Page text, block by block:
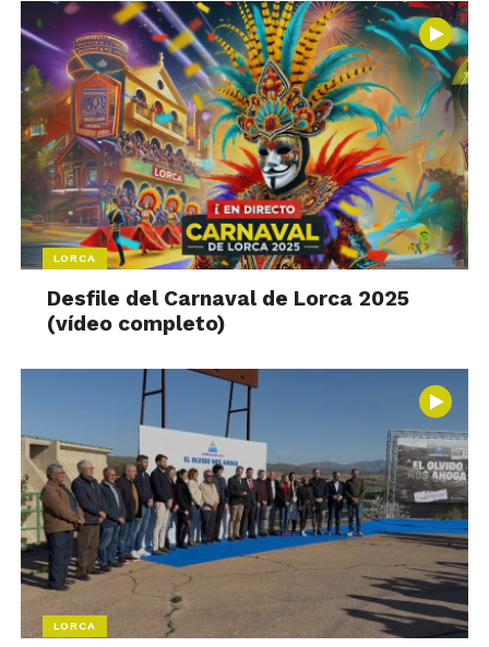
LORCA
Desfile del Carnaval de Lorca 2025
(vídeo completo)
LORCA